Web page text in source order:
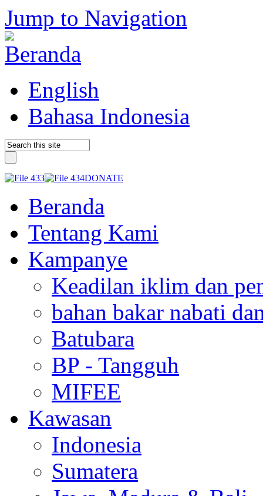
Jump to Navigation
English
Bahasa Indonesia
DONATE
Beranda
Tentang Kami
Kampanye
Keadilan iklim dan
bahan bakar nabati
Batubara
BP - Tangguh
MIFEE
Kawasan
Indonesia
Sumatera